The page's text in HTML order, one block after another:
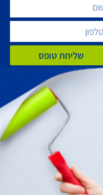
שליחת טופס